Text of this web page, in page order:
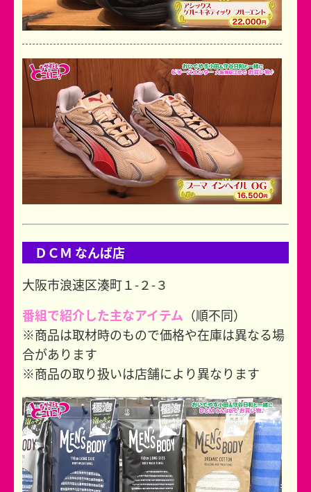
ＤＣＭ なんば店
大阪市浪速区湊町１-２-３
番組で紹介した主なアイテム （順不同）
※商品は取材時のもので価格や在庫は異なる場
合があります
※商品の取り扱いは店舗により異なります